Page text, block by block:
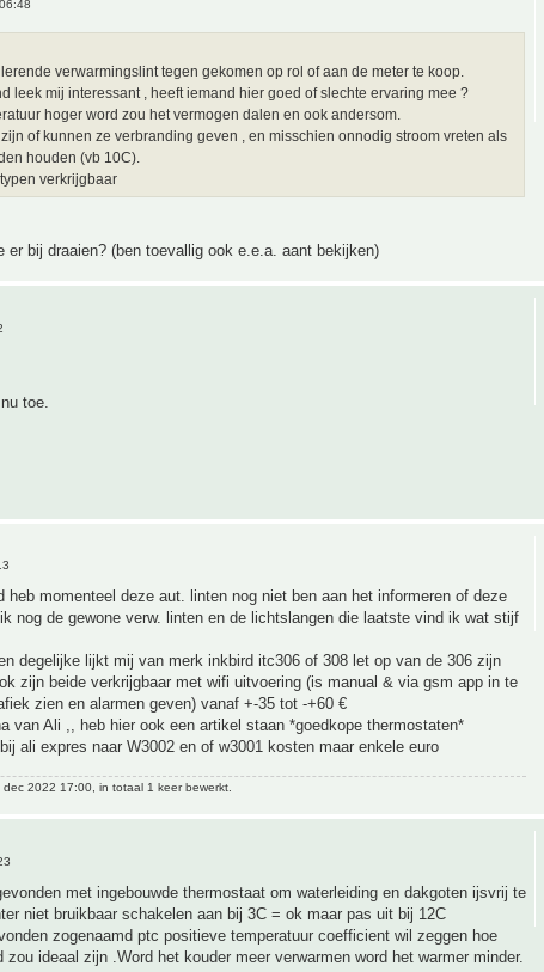
verwarmingslint tegen gekomen op rol of aan de meter te koop.
leek mij interessant , heeft iemand hier goed of slechte ervaring mee ?
hoger word zou het vermogen dalen en ook andersom.
of kunnen ze verbranding geven , en misschien onnodig stroom vreten als
houden (vb 10C).
verkrijgbaar
er bij draaien? (ben toevallig ook e.e.a. aant bekijken)
toe.
heb momenteel deze aut. linten nog niet ben aan het informeren of deze
nog de gewone verw. linten en de lichtslangen die laatste vind ik wat stijf
degelijke lijkt mij van merk inkbird itc306 of 308 let op van de 306 zijn
zijn beide verkrijgbaar met wifi uitvoering (is manual & via gsm app in te
zien en alarmen geven) vanaf +-35 tot -+60 €
van Ali ,, heb hier ook een artikel staan *goedkope thermostaten*
ali expres naar W3002 en of w3001 kosten maar enkele euro
dec 2022 17:00, in totaal 1 keer bewerkt.
met ingebouwde thermostaat om waterleiding en dakgoten ijsvrij te
niet bruikbaar schakelen aan bij 3C = ok maar pas uit bij 12C
zogenaamd ptc positieve temperatuur coefficient wil zeggen hoe
zou ideaal zijn .Word het kouder meer verwarmen word het warmer minder.